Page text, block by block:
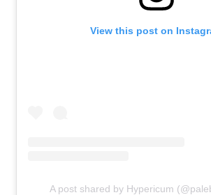
View this post on
A post shared by Hypericum